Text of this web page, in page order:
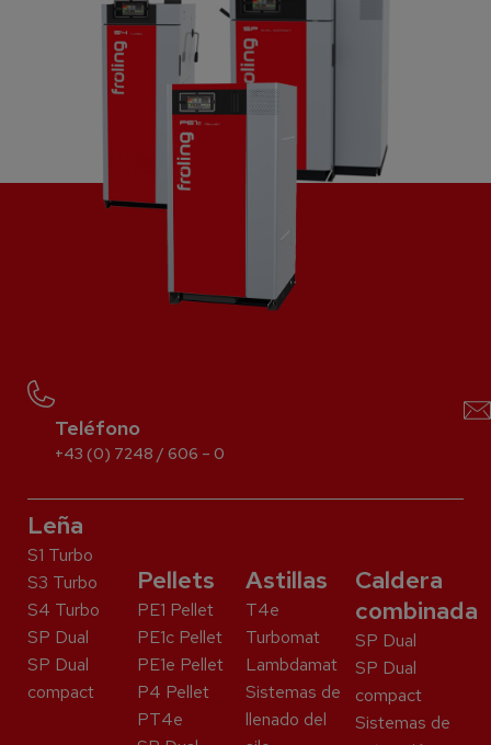
Teléfono
+43 (0) 7248 / 606 – 0
Leña
S1 Turbo
S3 Turbo
S4 Turbo
SP Dual
SP Dual
compact
Pellets
PE1 Pellet
PE1c Pellet
PE1e Pellet
P4 Pellet
PT4e
Astillas
T4e
Turbomat
Lambdamat
Sistemas de
llenado del
Caldera
combinada
SP Dual
SP Dual
compact
Sistemas de